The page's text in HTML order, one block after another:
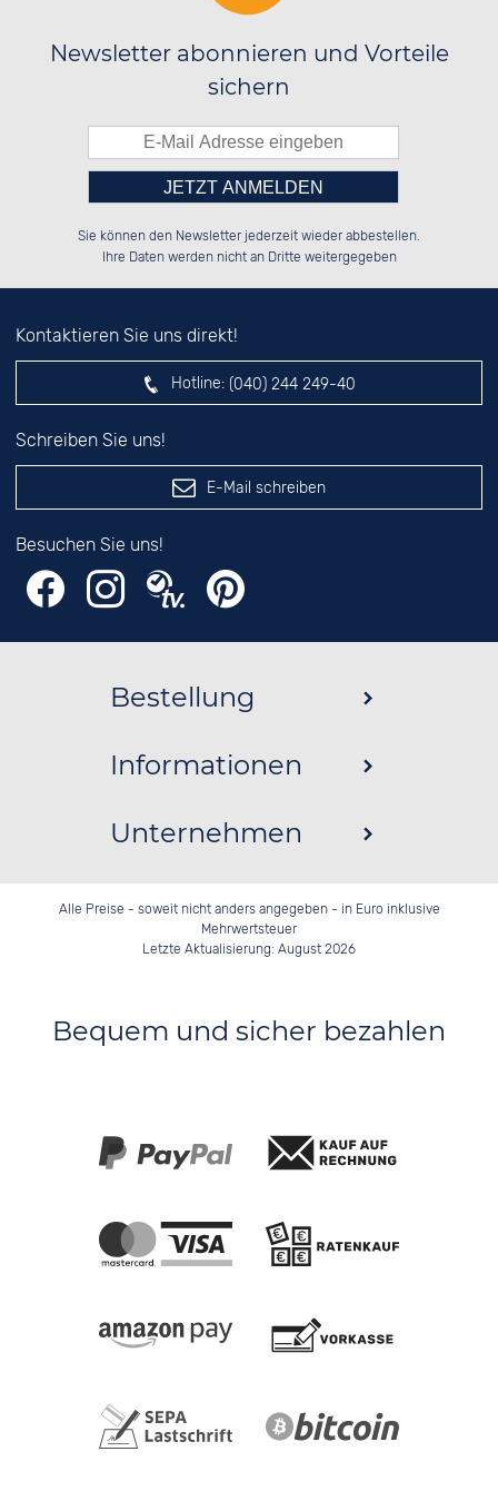
Newsletter abonnieren und Vorteile
sichern
░░░░██░░░░░░██░░██░░██░░░░████░░
░░████░░░░████░░██████░░░░░░██░░
░░░░██░░░░░░██░░██░░██░░░░░░██░░
Bitte tragen Sie die Zahl in
das nebenstehende Feld ein.
Sie können den Newsletter jederzeit wieder abbestellen.
Ihre Daten werden nicht an Dritte weitergegeben
Kontaktieren Sie uns direkt!
Hotline: (040) 244 249-40
Schreiben Sie uns!
E-Mail schreiben
Besuchen Sie uns!
Bestellung
Informationen
Unternehmen
Alle Preise - soweit nicht anders angegeben - in Euro inklusive
Mehrwertsteuer
Letzte Aktualisierung: August 2026
Bequem und sicher bezahlen